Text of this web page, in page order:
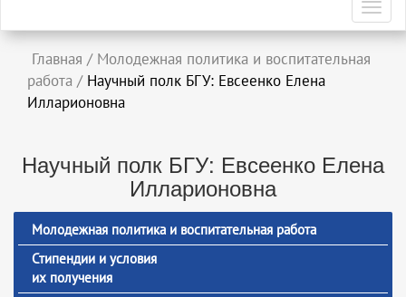
Главная / Молодежная политика и воспитательная
работа / Научный полк БГУ: Евсеенко Елена
Илларионовна
Научный полк БГУ: Евсеенко Елена
Илларионовна
Молодежная политика и воспитательная работа
Стипендии и условия
их получения